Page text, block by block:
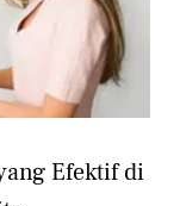
Efektif di